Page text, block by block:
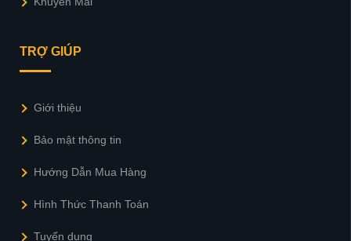
TRỢ GIÚP
Giới thiệu
Bảo mật thông tin
Hướng Dẫn Mua Hàng
Hình Thức Thanh Toán
Tuyển dụng